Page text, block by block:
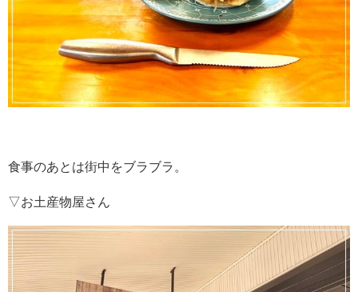
食事のあとは街中をブラブラ。
▽お土産物屋さん